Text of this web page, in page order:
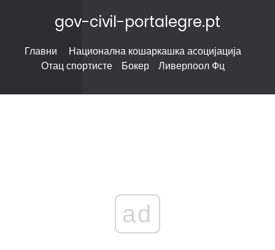
gov-civil-portalegre.pt
Главни
Национална кошаркашка асоцијација
Отац спортисте
Бокер Ливерпоол Фц
ad